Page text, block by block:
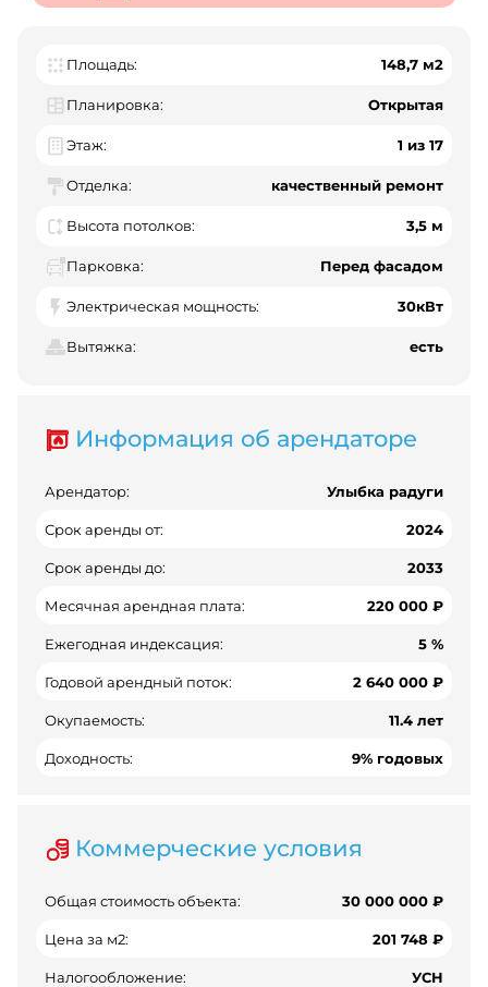
Площадь: 148,7 м2
Планировка: Открытая
Этаж: 1 из 17
Отделка: качественный ремонт
Высота потолков: 3,5 м
Парковка: Перед фасадом
Электрическая мощность: 30кВт
Вытяжка: есть
Информация об арендаторе
Арендатор: Улыбка радуги
Срок аренды от: 2024
Срок аренды до: 2033
Месячная арендная плата: 220 000 ₽
Ежегодная индексация: 5 %
Годовой арендный поток: 2 640 000 ₽
Окупаемость: 11.4 лет
Доходность: 9% годовых
Коммерческие условия
Общая стоимость объекта: 30 000 000 ₽
Цена за м2: 201 748 ₽
Налогообложение: УСН